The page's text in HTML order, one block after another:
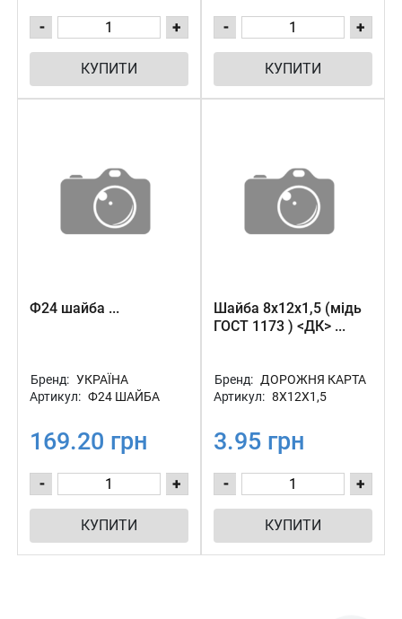
- +
КУПИТИ
- +
КУПИТИ
Ф24 шайба ...
Бренд: УКРАЇНА
Артикул: Ф24 ШАЙБА
169.20 грн
- +
КУПИТИ
Шайба 8х12х1,5 (мідь
ГОСТ 1173 ) <ДК> ...
Бренд: ДОРОЖНЯ КАРТА
Артикул: 8Х12Х1,5
3.95 грн
- +
КУПИТИ